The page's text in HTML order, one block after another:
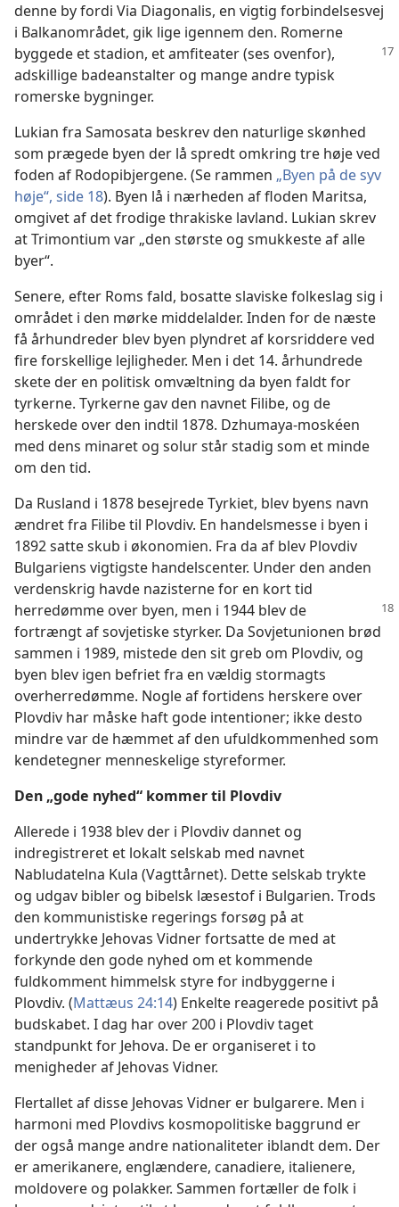
denne by fordi Via Diagonalis, en vigtig forbindelsesvej
i Balkanområdet, gik lige igennem den. Romerne
byggede et stadion, et amfiteater (ses ovenfor),
adskillige badeanstalter og mange andre typisk
romerske bygninger.
Lukian fra Samosata beskrev den naturlige skønhed
som prægede byen der lå spredt omkring tre høje ved
foden af Rodopibjergene. (Se rammen „Byen på de syv
høje“, side 18). Byen lå i nærheden af floden Maritsa,
omgivet af det frodige thrakiske lavland. Lukian skrev
at Trimontium var „den største og smukkeste af alle
byer“.
Senere, efter Roms fald, bosatte slaviske folkeslag sig i
området i den mørke middelalder. Inden for de næste
få århundreder blev byen plyndret af korsriddere ved
fire forskellige lejligheder. Men i det 14. århundrede
skete der en politisk omvæltning da byen faldt for
tyrkerne. Tyrkerne gav den navnet Filibe, og de
herskede over den indtil 1878. Dzhumaya-moskéen
med dens minaret og solur står stadig som et minde
om den tid.
Da Rusland i 1878 besejrede Tyrkiet, blev byens navn
ændret fra Filibe til Plovdiv. En handelsmesse i byen i
1892 satte skub i økonomien. Fra da af blev Plovdiv
Bulgariens vigtigste handelscenter. Under den anden
verdenskrig havde nazisterne for en kort tid
herredømme over byen, men i 1944 blevde
fortrængt af sovjetiske styrker. Da Sovjetunionen brød
sammen i 1989, mistede den sit greb om Plovdiv, og
byen blev igen befriet fra en vældig stormagts
overherredømme. Nogle af fortidens herskere over
Plovdiv har måske haft gode intentioner; ikke desto
mindre var de hæmmet af den ufuldkommenhed som
kendetegner menneskelige styreformer.
Den „gode nyhed“ kommer til Plovdiv
Allerede i 1938 blev der i Plovdiv dannet og
indregistreret et lokalt selskab med navnet
Nabludatelna Kula (Vagttårnet). Dette selskab trykte
og udgav bibler og bibelsk læsestof i Bulgarien. Trods
den kommunistiske regerings forsøg på at
undertrykke Jehovas Vidner fortsatte de med at
forkynde den gode nyhed om et kommende
fuldkomment himmelsk styre for indbyggerne i
Plovdiv. (Mattæus 24:14) Enkelte reagerede positivt på
budskabet. I dag har over 200 i Plovdiv taget
standpunkt for Jehova. De er organiseret i to
menigheder af Jehovas Vidner.
Flertallet af disse Jehovas Vidner er bulgarere. Men i
harmoni med Plovdivs kosmopolitiske baggrund er
der også mange andre nationaliteter iblandt dem. Der
er amerikanere, englændere, canadiere, italienere,
moldovere og polakker. Sammen fortæller de folk i